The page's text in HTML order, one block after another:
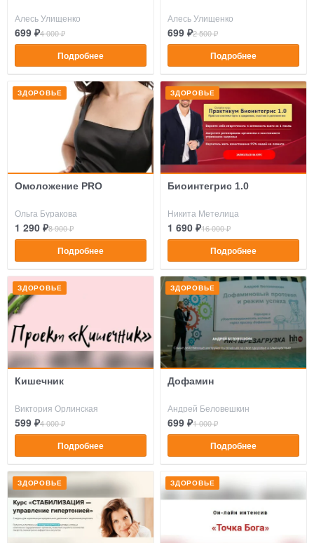
Алесь Улищенко
699 ₽4 000 ₽
Подробнее
Алесь Улищенко
699 ₽2 500 ₽
Подробнее
ЗДОРОВЬЕ
Омоложение PRO
Ольга Буракова
1 290 ₽8 900 ₽
Подробнее
ЗДОРОВЬЕ
Биоинтегрис 1.0
Никита Метелица
1 690 ₽16 000 ₽
Подробнее
ЗДОРОВЬЕ
Кишечник
Виктория Орлинская
599 ₽4 000 ₽
Подробнее
ЗДОРОВЬЕ
Дофамин
Андрей Беловешкин
699 ₽1 000 ₽
Подробнее
ЗДОРОВЬЕ ЗДОРОВЬЕ